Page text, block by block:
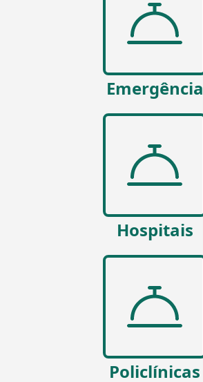
Emergência
Hospitais
Policlínicas